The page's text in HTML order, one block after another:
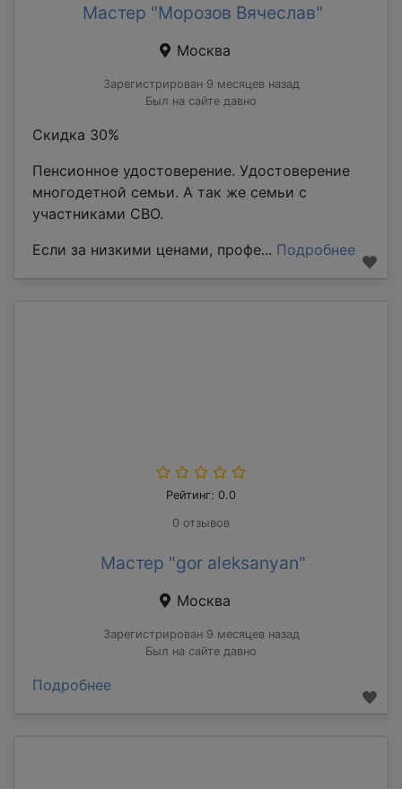
Мастер "Морозов Вячеслав"
Москва
Зарегистрирован 9 месяцев назад
Был на сайте давно
Скидка 30%
Пенсионное удостоверение. Удостоверение
многодетной семьи. А так же семьи с
участниками СВО.
Если за низкими ценами, профе... Подробнее
Рейтинг: 0.0
0 отзывов
Мастер "gor aleksanyan"
Москва
Зарегистрирован 9 месяцев назад
Был на сайте давно
Подробнее